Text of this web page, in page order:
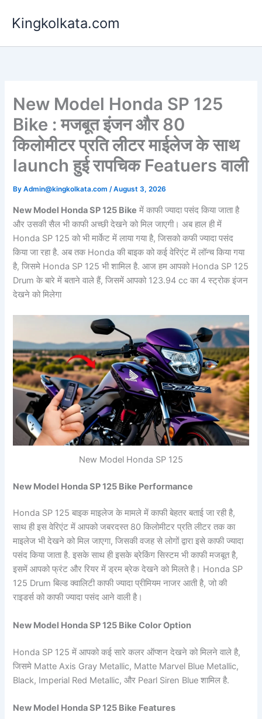
Kingkolkata.com
New Model Honda SP 125
Bike : मजबूत इंजन और 80
किलोमीटर प्रति लीटर माईलेज के साथ
launch हुई रापचिक Featuers वाली
ByAdmin@kingkolkata.com/August 3, 2026
New Model Honda SP 125 Bike में काफी ज्यादा पसंद किया जाता है
और उसकी सैल भी काफी अच्छी देखने को मिल जाएगी। अब हाल ही में
Honda SP 125 को भी मार्केट में लाया गया है, जिसको कफी ज्यादा पसंद
किया जा रहा है. अब तक Honda की बाइक को कई वेरिएंट में लॉन्च किया गया
है, जिसमे Honda SP 125 भी शामिल है. आज हम आपको Honda SP 125
Drum के बारे में बताने वाले हैं, जिसमें आपको 123.94 cc का 4 स्ट्रोक इंजन
देखने को मिलेगा
New Model Honda SP 125
New Model Honda SP 125 Bike Performance
Honda SP 125 बाइक माइलेज के मामले में काफी बेहतर बताई जा रही है,
साथ ही इस वेरिएंट में आपको जबरदस्त 80 किलोमीटर प्रति लीटर तक का
माइलेज भी देखने को मिल जाएगा, जिसकी वजह से लोगों द्वारा इसे काफी ज्यादा
पसंद किया जाता है. इसके साथ ही इसके ब्रेकिंग सिस्टम भी काफी मजबूत है,
इसमें आपको फ्रंट और रियर में ड्रम ब्रेक देखने को मिलते है। Honda SP
125 Drum बिल्ड क्वालिटी काफी ज्यादा प्रीमियम नाजर आती है, जो की
राइडर्स को काफी ज्यादा पसंद आने वाली है।
New Model Honda SP 125 Bike Color Option
Honda SP 125 में आपको कई सारे कलर ऑप्शन देखने को मिलने वाले है,
जिसमे Matte Axis Gray Metallic, Matte Marvel Blue Metallic,
Black, Imperial Red Metallic, और Pearl Siren Blue शामिल है.
New Model Honda SP 125 Bike Features